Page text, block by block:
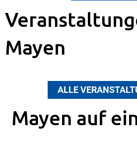
Mayen
ALLE
Mayen auf